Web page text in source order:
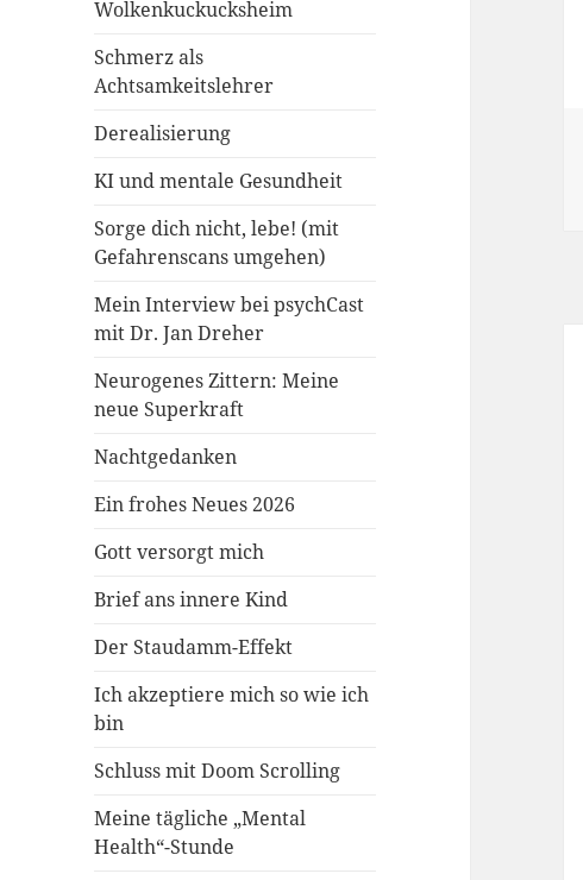
Wolkenkuckucksheim
Schmerz als
Achtsamkeitslehrer
Derealisierung
KI und mentale Gesundheit
Sorge dich nicht, lebe! (mit
Gefahrenscans umgehen)
Mein Interview bei psychCast
mit Dr. Jan Dreher
Neurogenes Zittern: Meine
neue Superkraft
Nachtgedanken
Ein frohes Neues 2026
Gott versorgt mich
Brief ans innere Kind
Der Staudamm-Effekt
Ich akzeptiere mich so wie ich
bin
Schluss mit Doom Scrolling
Meine tägliche „Mental
Health“-Stunde